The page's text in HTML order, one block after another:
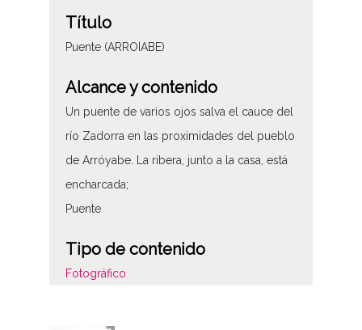
Título
Puente (ARROIABE)
Alcance y contenido
Un puente de varios ojos salva el cauce del
río Zadorra en las proximidades del pueblo
de Arróyabe. La ribera, junto a la casa, está
encharcada;
Puente
Tipo de contenido
Fotográfico